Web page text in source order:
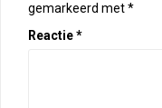
gemarkeerd met*
Reactie*